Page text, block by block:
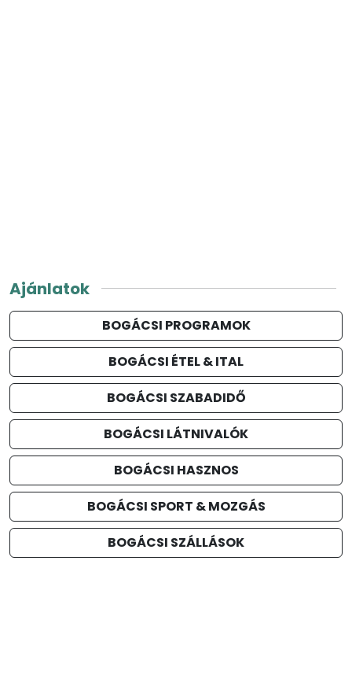
Ajánlatok
BOGÁCSI PROGRAMOK
BOGÁCSI ÉTEL & ITAL
BOGÁCSI SZABADIDŐ
BOGÁCSI LÁTNIVALÓK
BOGÁCSI HASZNOS
BOGÁCSI SPORT & MOZGÁS
BOGÁCSI SZÁLLÁSOK